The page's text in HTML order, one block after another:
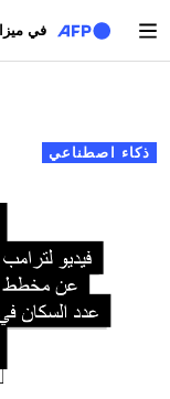
في
التبويبات
ذكاء اصطناعي